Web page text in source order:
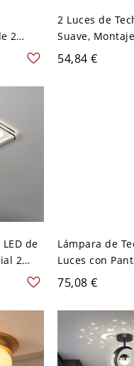
2
2 Luces de
Suave, Montaje
Superficial
para Uso
54,84 €
de
2
tres
de
Lámpara de
Luces con
Estilo
110 A 120 V 2
75,08 €